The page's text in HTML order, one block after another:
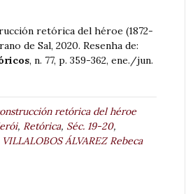
retórica del héroe (1872-
de Sal, 2020. Resenha de:
, n. 77, p. 359-362, ene./jun.
retórica del héroe
, Retórica, Séc. 19-20,
VILLALOBOS ÁLVAREZ Rebeca